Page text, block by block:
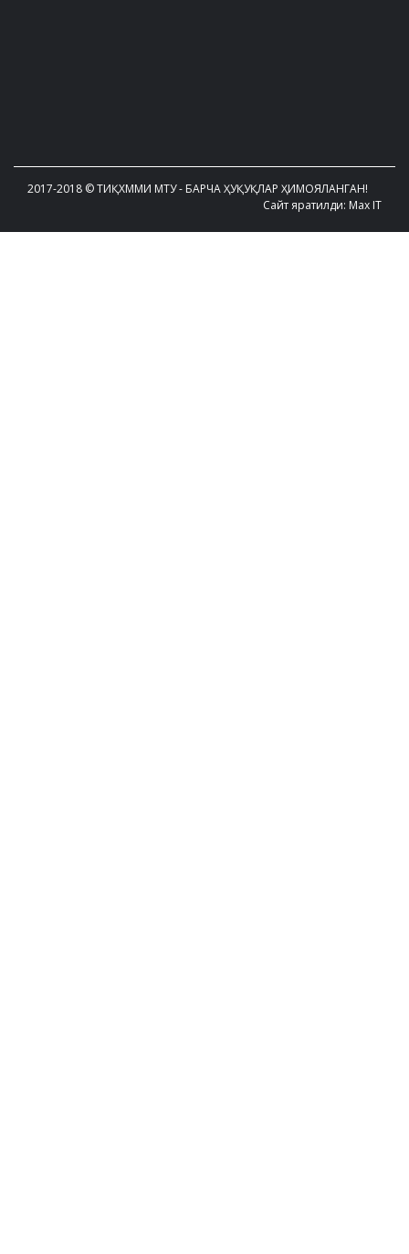
2017-2018 © ТИҚХММИ МТУ - БАРЧА ҲУҚУҚЛАР ҲИМОЯЛАНГАН!
Сайт яратилди: Max IT